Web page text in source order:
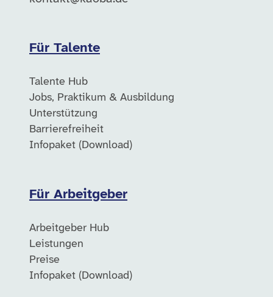
Für Talente
Talente Hub
Jobs, Praktikum & Ausbildung
Unterstützung
Barrierefreiheit
Infopaket (Download)
Für Arbeitgeber
Arbeitgeber Hub
Leistungen
Preise
Infopaket (Download)